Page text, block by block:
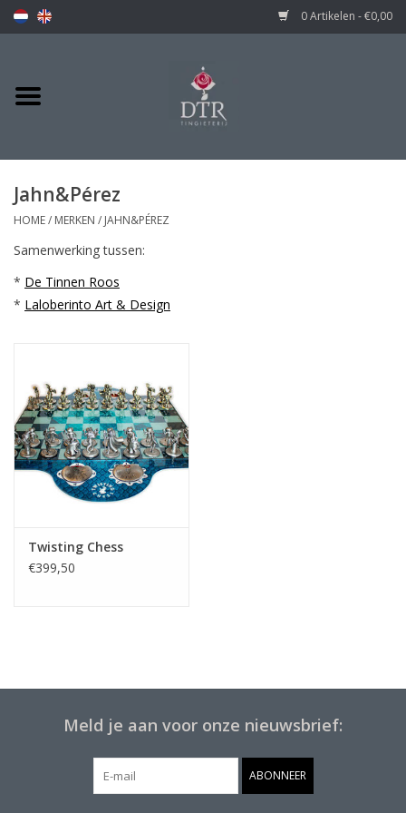
0 Artikelen - €0,00
Jahn&Pérez
HOME/ MERKEN / JAHN&PÉREZ
Samenwerking tussen:
* De Tinnen Roos
* Laloberinto Art & Design
Twisting Chess
€399,50
Meld je aan voor onze nieuwsbrief:
ABONNEER